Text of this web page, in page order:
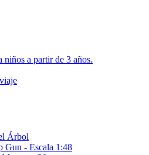
niños a partir de 3 años.
Árbol
Gun - Escala 1:48